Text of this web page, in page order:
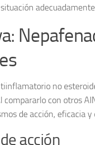
no
compararlo con otros
de acción, eficacia
acción